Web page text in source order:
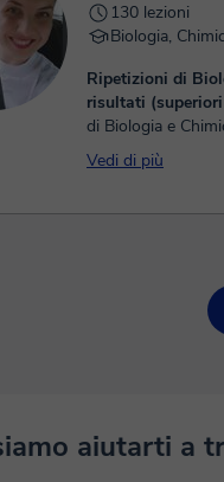
130 lezioni
Biologia,
Ripetizioni di
risultati
di Biologia e
Aiuto sia a
Vedi di più
aiutarti a